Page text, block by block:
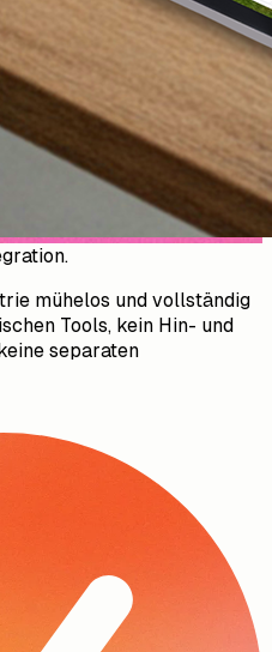
mühelos und vollständig
Tools, kein Hin- und
separaten